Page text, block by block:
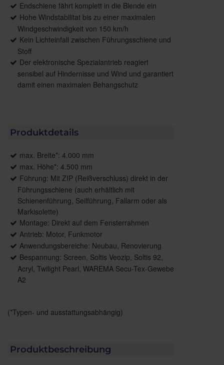
Endschiene fährt komplett in die Blende ein
Hohe Windstabilitat bis zu einer maximalen
Windgeschwindigkeit von 150 km/h
Kein Lichteinfall zwischen Führungsschiene und
Stoff
Der elektronische Spezialantrieb reagiert
sensibel auf Hindernisse und Wind und garantiert
damit einen maximalen Behangschutz
Produktdetails
max. Breite*: 4.000 mm
max. Höhe*: 4.500 mm
Führung: Mit ZIP (Reißverschluss) direkt in der
Führungsschiene (auch erhältlich mit
Schienenführung, Seilführung, Fallarm oder als
Markisolette)
Montage: Direkt auf dem Fensterrahmen
Antrieb: Motor, Funkmotor
Anwendungsbereiche: Neubau, Renovierung
Bespannung: Screen, Soltis Veozip, Soltis 92,
Acryl, Twilight Pearl, WAREMA Secu-Tex-Gewebe
A2
(*Typen- und ausstattungsabhängig)
Produktbeschreibung